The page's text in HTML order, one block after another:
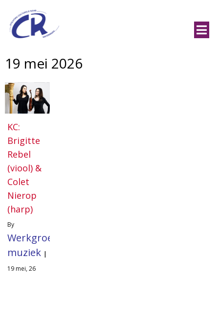
19 mei 2026
KC:
Brigitte
Rebel
(viool) &
Colet
Nierop
(harp)
By
Werkgroep
muziek |
19 mei, 26